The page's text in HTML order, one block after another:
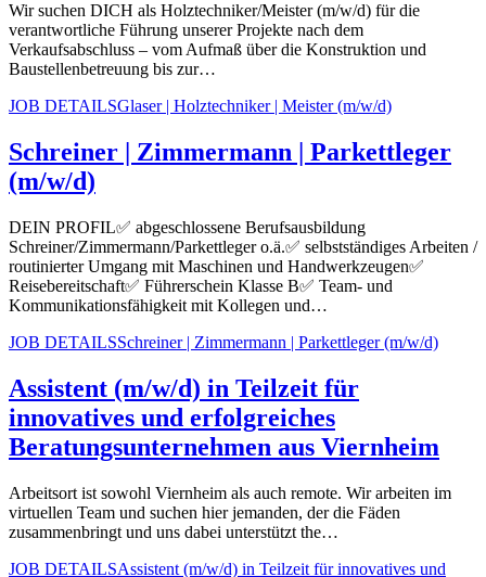
Wir suchen DICH als Holztechniker/Meister (m/w/d) für die
verantwortliche Führung unserer Projekte nach dem
Verkaufsabschluss – vom Aufmaß über die Konstruktion und
Baustellenbetreuung bis zur…
JOB DETAILSGlaser | Holztechniker | Meister (m/w/d)
Schreiner | Zimmermann | Parkettleger
(m/w/d)
DEIN PROFIL✅ abgeschlossene Berufsausbildung
Schreiner/Zimmermann/Parkettleger o.ä.✅ selbstständiges Arbeiten /
routinierter Umgang mit Maschinen und Handwerkzeugen✅
Reisebereitschaft✅ Führerschein Klasse B✅ Team- und
Kommunikationsfähigkeit mit Kollegen und…
JOB DETAILSSchreiner | Zimmermann | Parkettleger (m/w/d)
Assistent (m/w/d) in Teilzeit für
innovatives und erfolgreiches
Beratungsunternehmen aus Viernheim
Arbeitsort ist sowohl Viernheim als auch remote. Wir arbeiten im
virtuellen Team und suchen hier jemanden, der die Fäden
zusammenbringt und uns dabei unterstützt the…
JOB DETAILSAssistent (m/w/d) in Teilzeit für innovatives und